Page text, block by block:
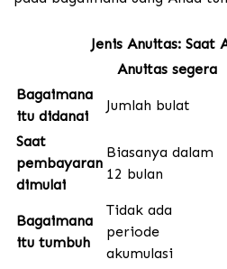
Jenis Anuitas: Saat
Anuitas segera
Bagaimana
itu didanai
Jumlah bulat
Saat
pembayaran
dimulai
Biasanya dalam
12 bulan
Bagaimana
itu tumbuh
Tidak ada
periode
akumulasi